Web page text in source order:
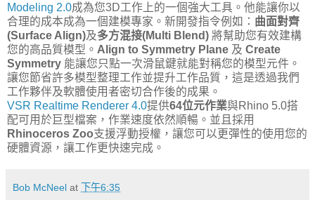
Modeling 2.0成為您3D工作上的一個強大工具。他能讓你以
合理的成本成為一個建模專家。新開發指令例如： 曲面對齊
(Surface Align)及多方混接(Multi Blend) 將幫助您有效建構
您的高品質模型。 Align to Symmetry Plane 及 Create
Symmetry 能讓您只點一次滑鼠鍵就能對稱您的模型元件。
讓您節省許多模型整理工作並提升工作品質，這是透過我們
工作夥伴及軟體使用者密切合作後的成果。
VSR Realtime Renderer 4.0提供64位元作業與Rhino 5.0搭
配可用於巨型檔案，作業速度依然順暢。並且採用
Rhinoceros Zoo支援浮動授權，讓您可以更彈性的使用您的
硬體資源，讓工作更快速完成。
Bob McNeel at 下午6:35